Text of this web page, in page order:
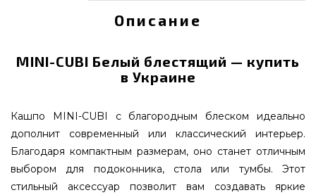
Описание
MINI-CUBI Белый блестящий — купить
в Украине
Кашпо MINI-CUBI с благородным блеском идеально
дополнит современный или классический интерьер.
Благодаря компактным размерам, оно станет отличным
выбором для подоконника, стола или тумбы. Этот
стильный аксессуар позволит вам создавать яркие